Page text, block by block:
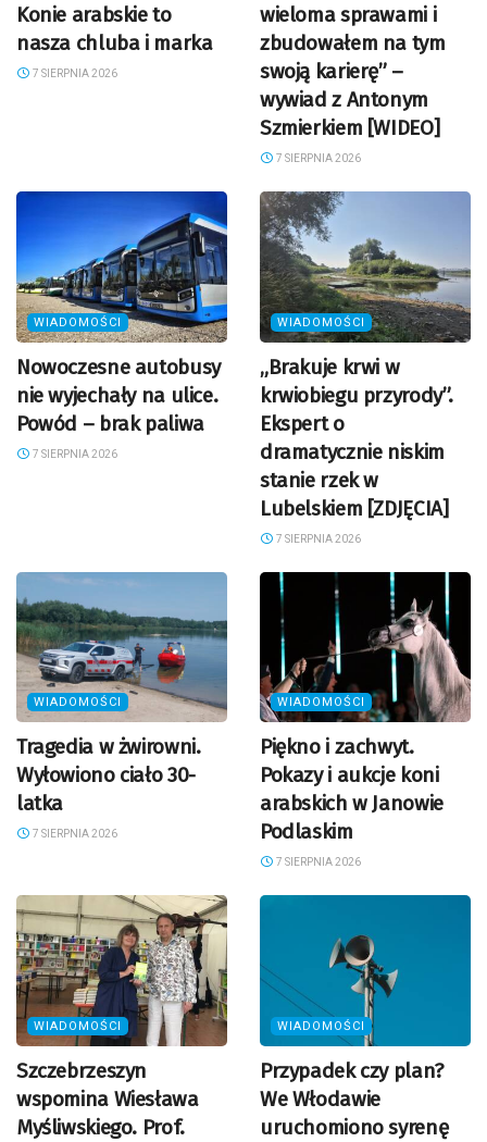
Konie arabskie to
nasza chluba i marka
7 SIERPNIA 2026
wieloma sprawami i
zbudowałem na tym
swoją karierę” –
wywiad z Antonym
Szmierkiem [WIDEO]
7 SIERPNIA 2026
WIADOMOŚCI
Nowoczesne autobusy
nie wyjechały na ulice.
Powód – brak paliwa
7 SIERPNIA 2026
WIADOMOŚCI
„Brakuje krwi w
krwiobiegu przyrody”.
Ekspert o
dramatycznie niskim
stanie rzek w
Lubelskiem [ZDJĘCIA]
7 SIERPNIA 2026
WIADOMOŚCI
Tragedia w żwirowni.
Wyłowiono ciało 30-
latka
7 SIERPNIA 2026
WIADOMOŚCI
Piękno i zachwyt.
Pokazy i aukcje koni
arabskich w Janowie
Podlaskim
7 SIERPNIA 2026
WIADOMOŚCI
Szczebrzeszyn
wspomina Wiesława
Myśliwskiego. Prof.
WIADOMOŚCI
Przypadek czy plan?
We Włodawie
uruchomiono syrenę